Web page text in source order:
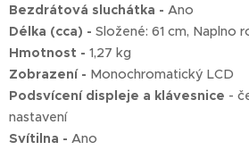
Bezdrátová sluchátka - Ano
Délka (cca) - Složené: 61 cm, Naplno
Hmotnost - 1,27 kg
Zobrazení - Monochromatický LCD
Podsvícení displeje a klávesnice -
nastavení
Svítilna - Ano